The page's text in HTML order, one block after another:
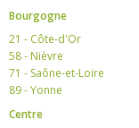
Bourgogne
21 - Côte-d'Or
58 - Nièvre
71 - Saône-et-Loire
89 - Yonne
Centre